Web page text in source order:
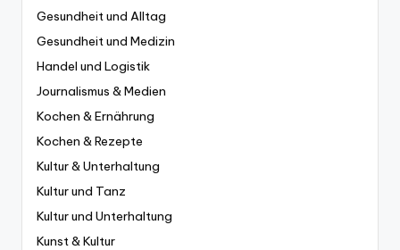
Gesundheit und Alltag
Gesundheit und Medizin
Handel und Logistik
Journalismus & Medien
Kochen & Ernährung
Kochen & Rezepte
Kultur & Unterhaltung
Kultur und Tanz
Kultur und Unterhaltung
Kunst & Kultur